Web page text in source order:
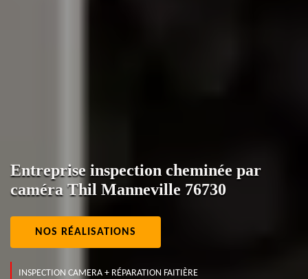
Entreprise inspection cheminée par
caméra Thil Manneville 76730
NOS RÉALISATIONS
INSPECTION CAMERA + RÉPARATION FAITIÈRE